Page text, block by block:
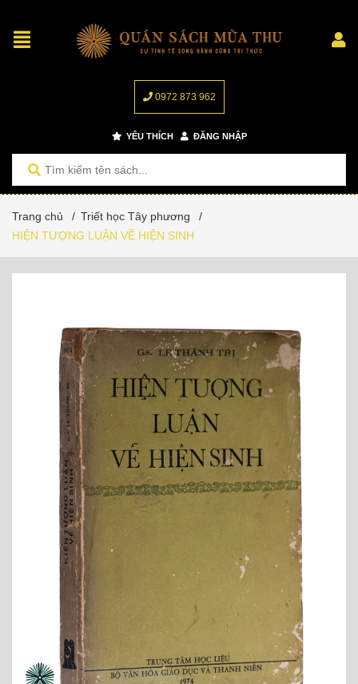
0972 873 962
YÊU THÍCH ĐĂNG NHẬP
Trang chủ / Triết học Tây phương
/
HIỆN TƯỢNG LUẬN VỀ HIỆN SINH